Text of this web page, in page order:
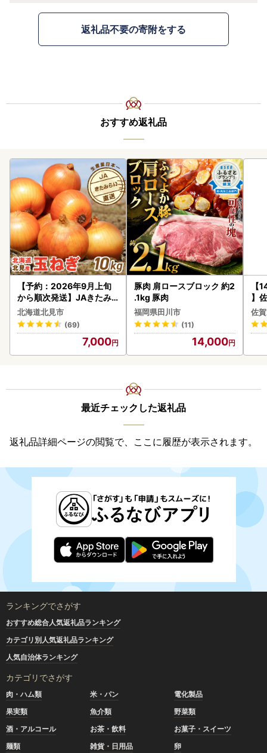
返礼品不要の寄附をする
おすすめ返礼品
【予約：2026年9月上旬
から順次発送】JAきたみ
らい産 玉ねぎ Lサイズ 10k
g ( タマネギ たまねぎ 野菜
)【210-0003-2026】
北海道北見市
(69)
7,000
豚肉 肩ロースブロック 約2
.1kg 豚肉
福岡県田川市
(11)
14,000
【
】
2
佐
最近チェックした返礼品
返礼品詳細ページの閲覧で、ここに履歴が表示されます。
ランキングでさがす
おすすめ総合人気返礼品ランキング
カテゴリ別人気返礼品ランキング
人気自治体ランキング
カテゴリでさがす
肉・ハム類 米・パン
電化製品
果実類
魚介類
野菜類
酒・アルコール
お茶・飲料
お菓子・スイーツ
麺類
雑貨・日用品
卵